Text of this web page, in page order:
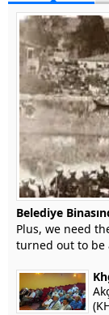
Belediye
Plus, we need
turned out to be